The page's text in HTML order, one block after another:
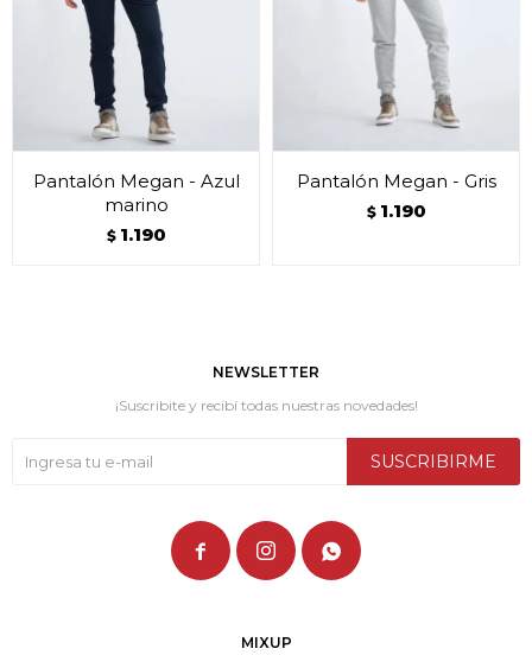
Pantalón Megan - Azul
marino
$ 1.190
Pantalón Megan - Gris
$ 1.190
MIXUP
NEWSLETTER
¡Suscribite y recibí todas nuestras novedades!
SUSCRIBIRME
  